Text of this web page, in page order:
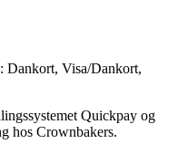
Dankort, Visa/Dankort,
Quickpay og
hos Crownbakers.